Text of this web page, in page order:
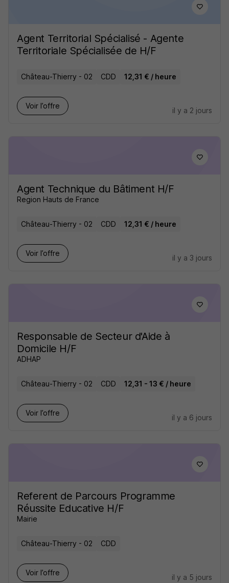
Agent Territorial Spécialisé - Agente
Territoriale Spécialisée de H/F
Château-Thierry - 02 CDD 12,31 € / heure
Voir l’offre
il y a 2 jours
Agent Technique du Bâtiment H/F
Region Hauts de France
Château-Thierry - 02 CDD 12,31 € / heure
Voir l’offre
il y a 3 jours
Responsable de Secteur d'Aide à
Domicile H/F
ADHAP
Château-Thierry - 02 CDD 12,31 - 13 € / heure
Voir l’offre
il y a 6 jours
Referent de Parcours Programme
Réussite Educative H/F
Mairie
Château-Thierry - 02 CDD
Voir l’offre
il y a 5 jours